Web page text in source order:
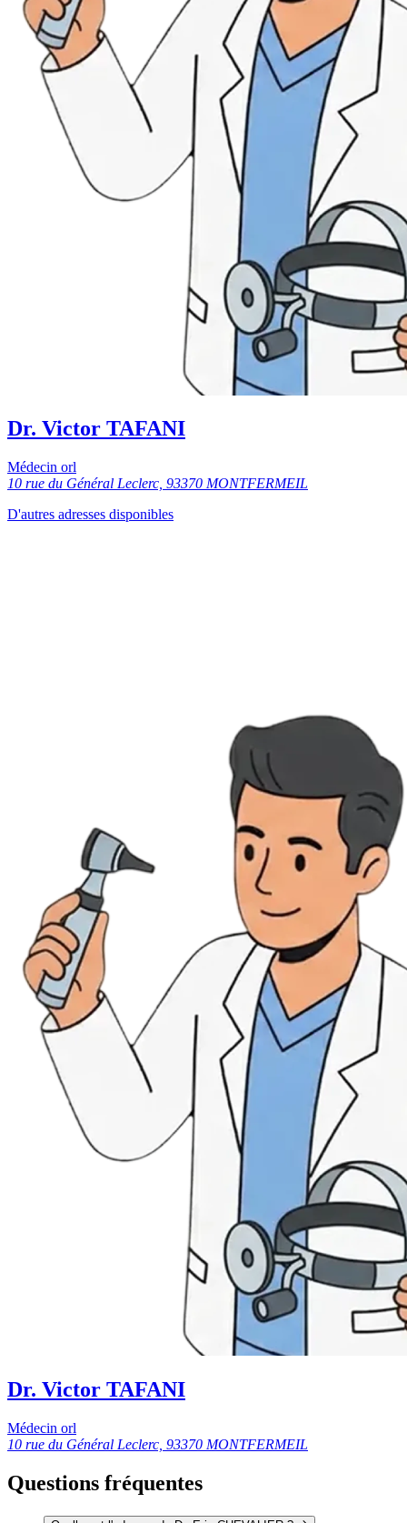
Dr. Victor TAFANI
Médecin orl
10 rue du Général Leclerc, 93370 MONTFERMEIL
D'autres adresses disponibles
Dr. Victor TAFANI
Médecin orl
10 rue du Général Leclerc, 93370 MONTFERMEIL
Questions fréquentes